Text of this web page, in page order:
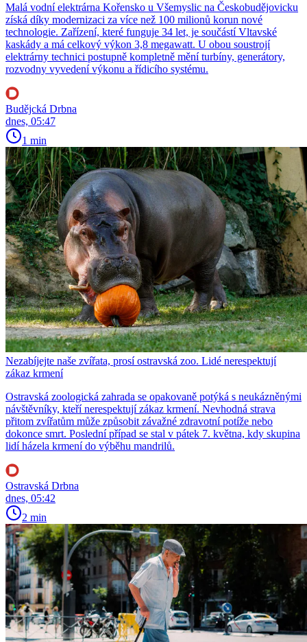
Malá vodní elektrárna Kořensko u Všemyslic na Českobudějovicku
získá díky modernizaci za více než 100 milionů korun nové
technologie. Zařízení, které funguje 34 let, je součástí Vltavské
kaskády a má celkový výkon 3,8 megawatt. U obou soustrojí
elektrárny technici postupně kompletně mění turbíny, generátory,
rozvodny vyvedení výkonu a řídicího systému.
Budějcká Drbna
dnes, 05:47
1 min
Nezabíjejte naše zvířata, prosí ostravská zoo. Lidé nerespektují
zákaz krmení
Ostravská zoologická zahrada se opakovaně potýká s neukázněnými
návštěvníky, kteří nerespektují zákaz krmení. Nevhodná strava
přitom zvířatům může způsobit závažné zdravotní potíže nebo
dokonce smrt. Poslední případ se stal v pátek 7. května, kdy skupina
lidí házela krmení do výběhu mandrilů.
Ostravská Drbna
dnes, 05:42
2 min